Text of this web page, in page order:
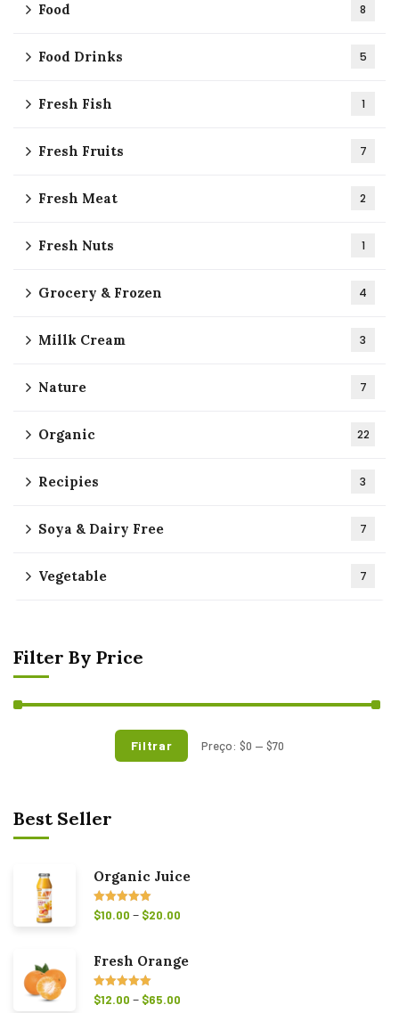
Food 8
Food Drinks 5
Fresh Fish 1
Fresh Fruits 7
Fresh Meat 2
Fresh Nuts 1
Grocery & Frozen 4
Millk Cream 3
Nature 7
Organic 22
Recipies 3
Soya & Dairy Free 7
Vegetable 7
Filter By Price
Filtrar Preço:$0 —$70
Best Seller
Organic Juice
Avaliação
5.00de 5
$10.00 – $20.00
Fresh Orange
Avaliação
5.00de 5
$12.00 – $65.00